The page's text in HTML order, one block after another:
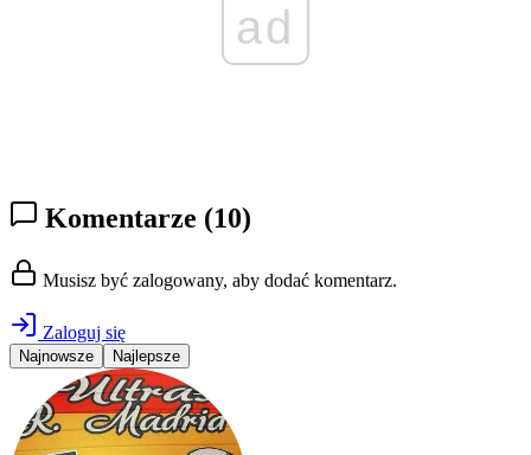
ad
Komentarze (10)
Musisz być zalogowany, aby dodać komentarz.
Zaloguj się
Najnowsze Najlepsze